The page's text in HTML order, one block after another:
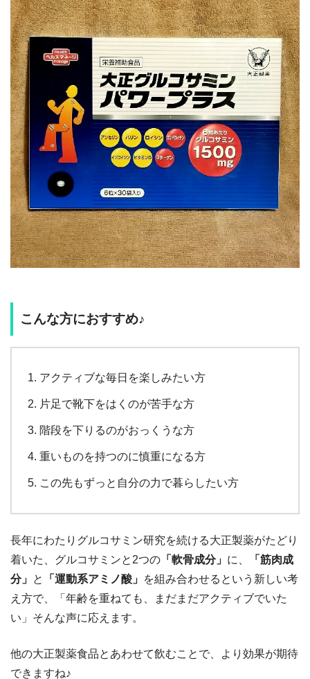
こんな方におすすめ♪
アクティブな毎日を楽しみたい方
片足で靴下をはくのが苦手な方
階段を下りるのがおっくうな方
重いものを持つのに慎重になる方
この先もずっと自分の力で暮らしたい方
長年にわたりグルコサミン研究を続ける大正製薬がたどり
着いた、グルコサミンと2つの 「軟骨成分」 に、
「筋肉成
分」 と 「運動系アミノ酸」 を組み合わせるという新しい考
え方で、「年齢を重ねても、まだまだアクティブでいた
い」そんな声に応えます。
他の大正製薬食品とあわせて飲むことで、より効果が期待
できますね♪